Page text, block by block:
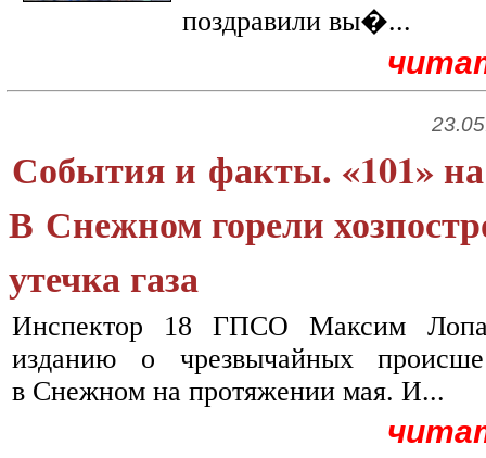
поздравили вы�...
События и факты. «101»
В Снежном горели
утечка газа
Инспектор 18 ГПСО Максим
изданию о чрезвычайных
в Снежном на протяжении мая. И...